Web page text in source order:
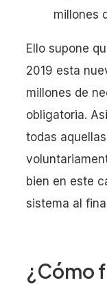
millones
Ello supone
2019 esta
millones de
obligatoria.
todas
bien en este
sistema al
¿Cómo